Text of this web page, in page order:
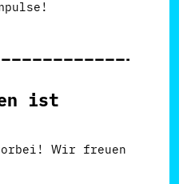
ist
Wir freuen